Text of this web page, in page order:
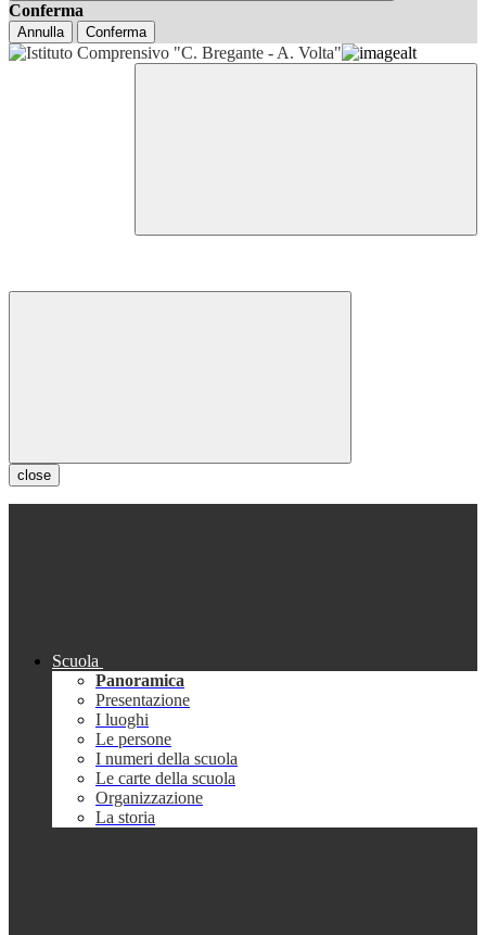
Conferma
Annulla Conferma
close
Scuola
Panoramica
Presentazione
I luoghi
Le persone
I numeri della scuola
Le carte della scuola
Organizzazione
La storia